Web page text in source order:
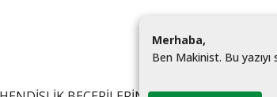
Merhaba,
Ben Makinist. Bu yazıyı